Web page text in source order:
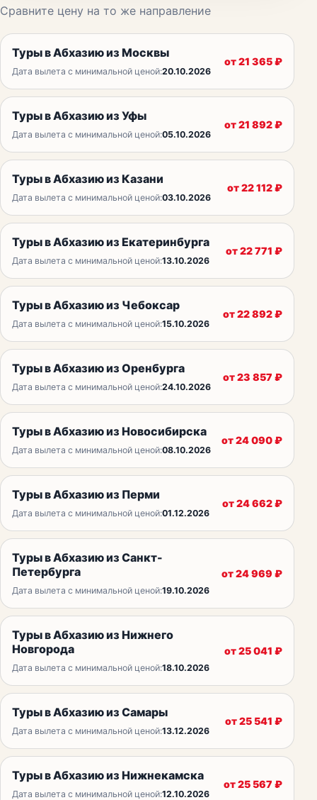
Сравните цену на то же направление
Туры в Абхазию из Москвы
Дата вылета с минимальной ценой:20.10.2026
от21 365₽
Туры в Абхазию из Уфы
Дата вылета с минимальной ценой:05.10.2026
от21 892₽
Туры в Абхазию из Казани
Дата вылета с минимальной ценой:03.10.2026
от22 112₽
Туры в Абхазию из Екатеринбурга
Дата вылета с минимальной ценой:13.10.2026
от22 771 ₽
Туры в Абхазию из Чебоксар
Дата вылета с минимальной ценой:15.10.2026
от22 892₽
Туры в Абхазию из Оренбурга
Дата вылета с минимальной ценой:24.10.2026
от23 857 ₽
Туры в Абхазию из Новосибирска
Дата вылета с минимальной ценой:08.10.2026
от24 090₽
Туры в Абхазию из Перми
Дата вылета с минимальной ценой:01.12.2026
от24 662₽
Туры в Абхазию из Санкт-
Петербурга
Дата вылета с минимальной ценой:19.10.2026
от24 969 ₽
Туры в Абхазию из Нижнего
Новгорода
Дата вылета с минимальной ценой:18.10.2026
от25 041 ₽
Туры в Абхазию из Самары
Дата вылета с минимальной ценой:13.12.2026
от25 541 ₽
Туры в Абхазию из Нижнекамска
Дата вылета с минимальной ценой:12.10.2026
от25 567 ₽